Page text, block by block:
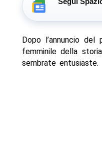
Dopo l’annuncio
femminile della
sembrate entusiaste.